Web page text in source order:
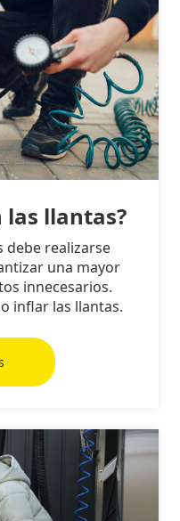
las llantas?
debe realizarse
una mayor
innecesarios.
inflar las llantas.